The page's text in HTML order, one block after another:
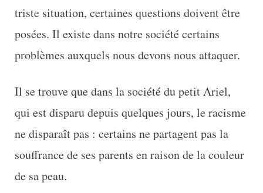
triste situation, certaines questions doivent être
posées. Il existe dans notre société certains
problèmes auxquels nous devons nous attaquer.
Il se trouve que dans la société du petit Ariel,
qui est disparu depuis quelques jours, le racisme
ne disparaît pas : certains ne partagent pas la
souffrance de ses parents en raison de la couleur
de sa peau.